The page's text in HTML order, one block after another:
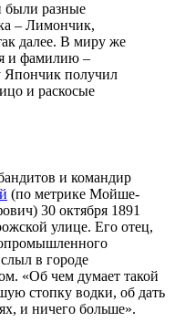
были разные
– Лимончик,
далее. В миру же
и фамилию –
получил
и раскосые
и командир
(по метрике Мойше-
30 октября 1891
улице. Его отец,
в городе
«Об чем думает такой
стопку водки, об дать
и ничего больше».